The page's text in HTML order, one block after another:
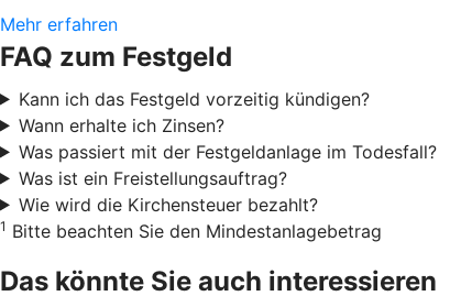
Mehr erfahren
FAQ zum Festgeld
Kann ich das Festgeld vorzeitig kündigen?
Wann erhalte ich Zinsen?
Was passiert mit der Festgeldanlage im Todesfall?
Was ist ein Freistellungsauftrag?
Wie wird die Kirchensteuer bezahlt?
1 Bitte beachten Sie den Mindestanlagebetrag
Das könnte Sie auch interessieren